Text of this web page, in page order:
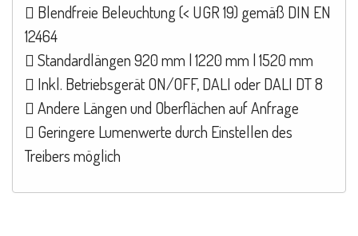
 Blendfreie Beleuchtung (< UGR 19) gemäß DIN EN
12464
 Standardlängen 920 mm | 1220 mm | 1520 mm
 Inkl. Betriebsgerät ON/OFF, DALI oder DALI DT 8
 Andere Längen und Oberflächen auf Anfrage
 Geringere Lumenwerte durch Einstellen des
Treibers möglich